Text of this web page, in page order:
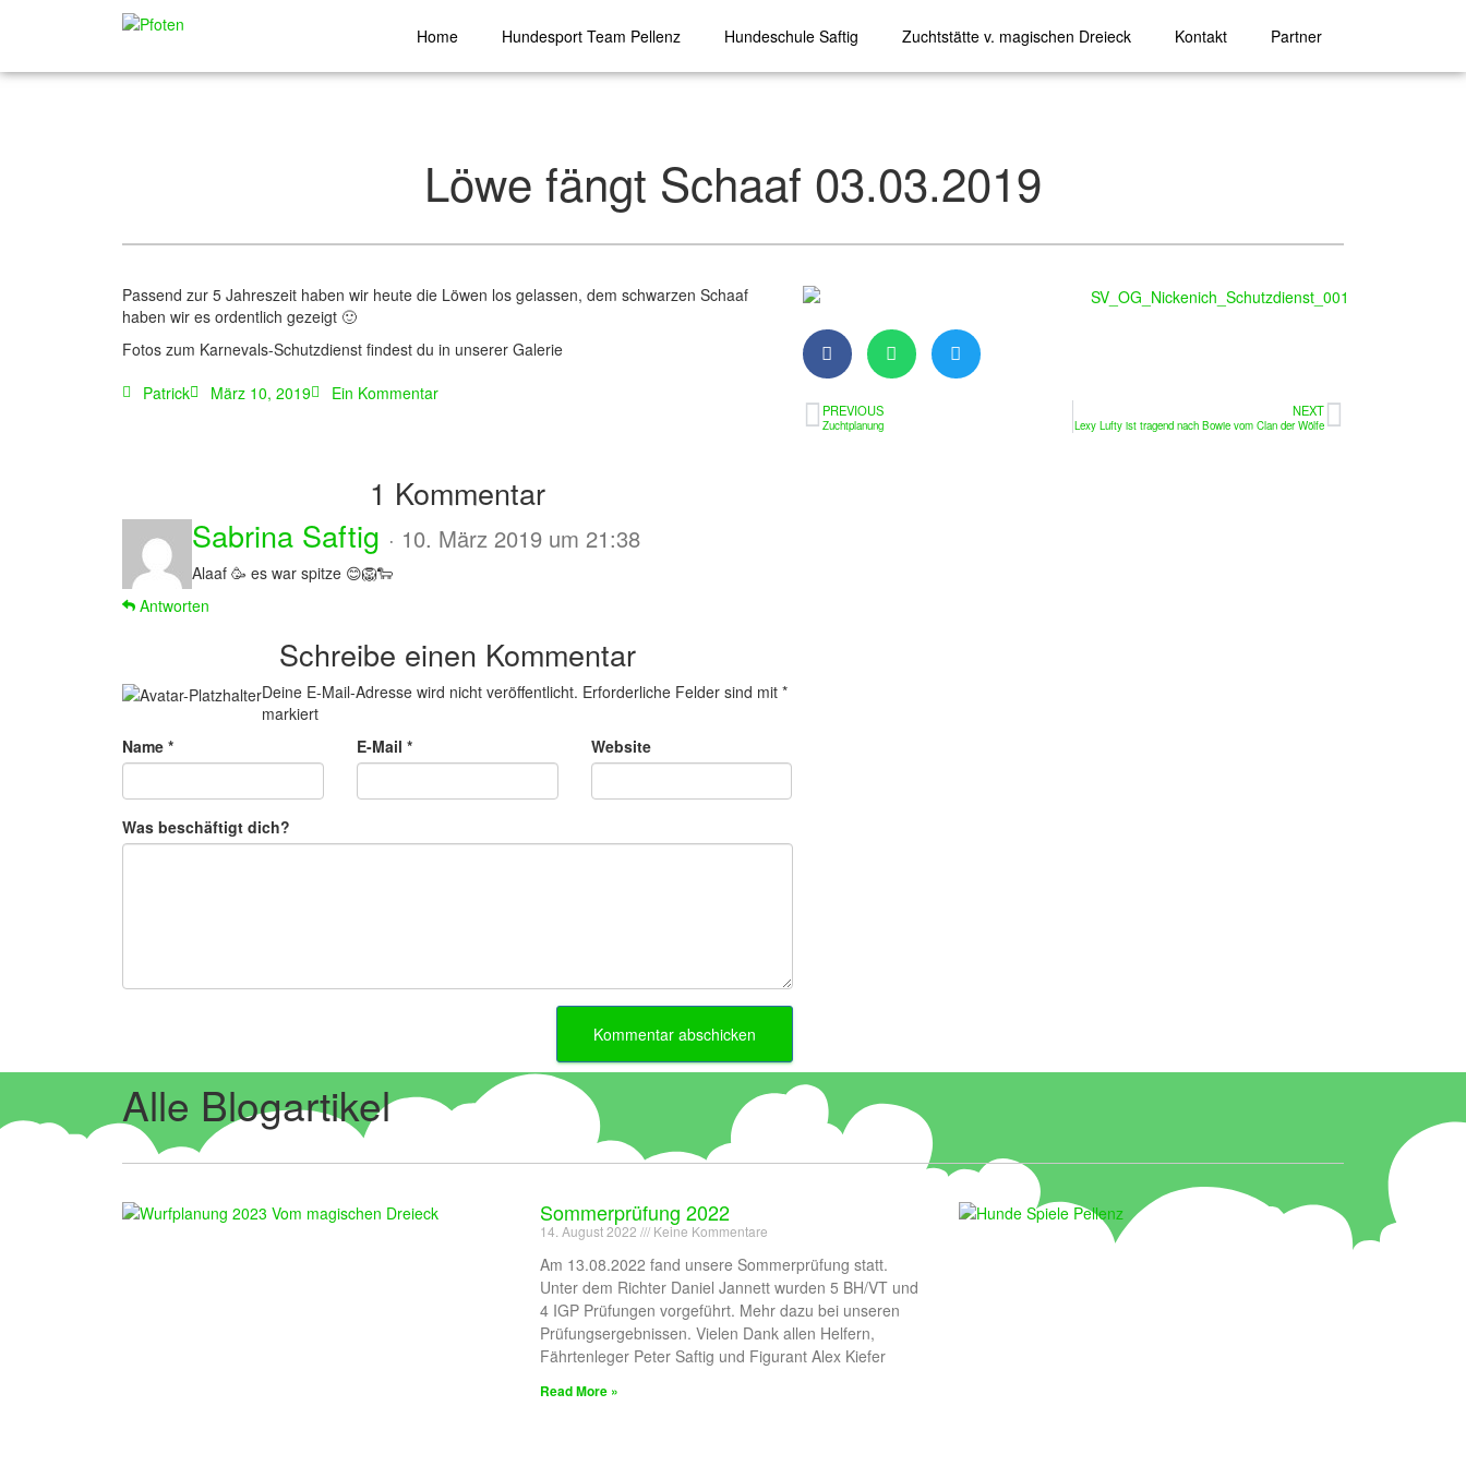
Home Hundesport Team Pellenz Hundeschule Saftig Zuchtstätte v. magischen Dreieck Kontakt Partner
Löwe fängt Schaaf 03.03.2019
Passend zur 5 Jahreszeit haben wir heute die Löwen los gelassen, dem schwarzen Schaaf
haben wir es ordentlich gezeigt 🙂
Fotos zum Karnevals-Schutzdienst findest du in unserer Galerie
Patrick
März 10, 2019 Ein Kommentar
PREVIOUS
Zuchtplanung
NEXT
Lexy Lufty ist tragend nach Bowie vom Clan der Wölfe
1 Kommentar
Sabrina Saftig · 10. März 2019 um 21:38
Alaaf 🥳 es war spitze 😊🦁🐑
Antworten
Schreibe einen Kommentar
Deine E-Mail-Adresse wird nicht veröffentlicht. Erforderliche Felder sind mit *
markiert
Name * E-Mail * Website
Was beschäftigt dich?
Alle Blogartikel
Sommerprüfung 2022
14. August 2022 Keine Kommentare
Am 13.08.2022 fand unsere Sommerprüfung statt.
Unter dem Richter Daniel Jannett wurden 5 BH/VT und
4 IGP Prüfungen vorgeführt. Mehr dazu bei unseren
Prüfungsergebnissen. Vielen Dank allen Helfern,
Fährtenleger Peter Saftig und Figurant Alex Kiefer
Read More »